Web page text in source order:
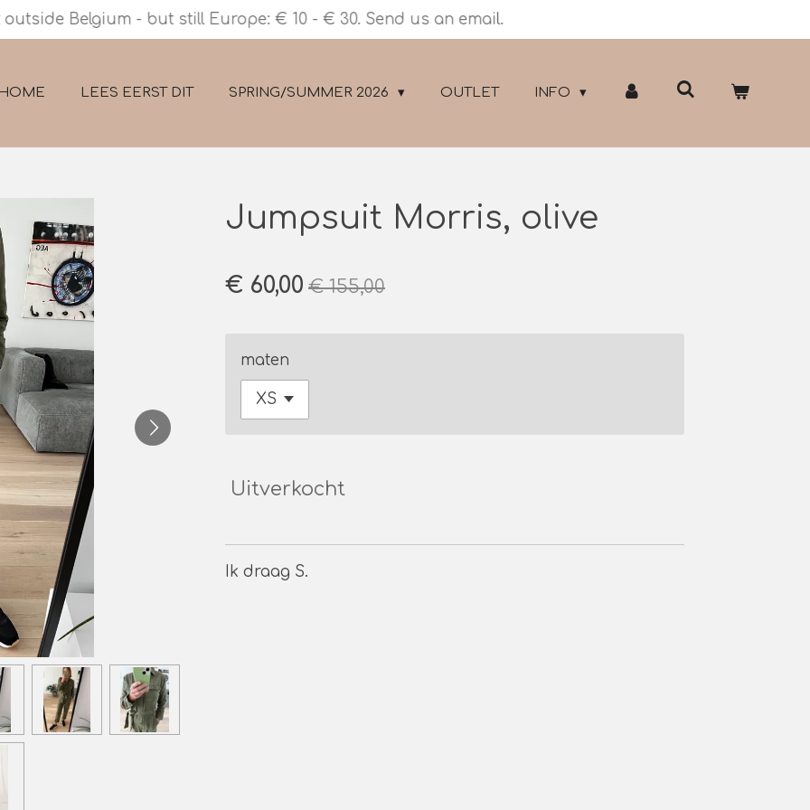
outside Belgium - but still Europe: € 10 - € 30. Send us an email.
HOME LEES EERST DIT SPRING/SUMMER 2026 OUTLET INFO
Jumpsuit Morris, olive
€ 60,00 € 155,00
maten
Uitverkocht
Ik draag S.